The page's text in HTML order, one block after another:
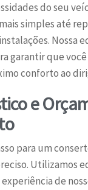
do seu
simples até
Nossa
garantir que
conforto ao
e
para um
Utilizamos
de